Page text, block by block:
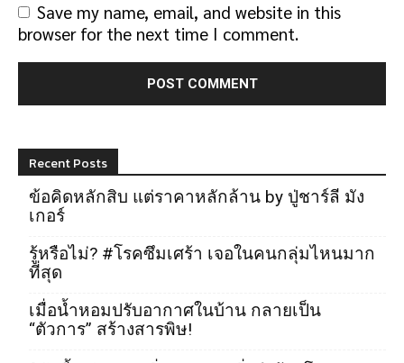
Save my name, email, and website in this
browser for the next time I comment.
Recent Posts
ข้อคิดหลักสิบ แต่ราคาหลักล้าน by ปู่ชาร์ลี มัง
เกอร์
รู้หรือไม่? #โรคซึมเศร้า เจอในคนกลุ่มไหนมาก
ที่สุด
เมื่อน้ำหอมปรับอากาศในบ้าน กลายเป็น
“ตัวการ” สร้างสารพิษ!